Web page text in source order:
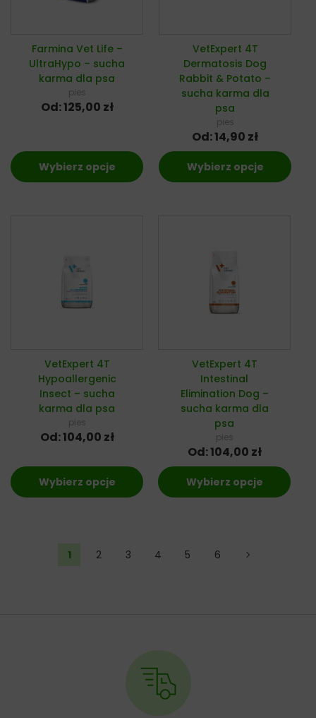
Farmina Vet Life –
UltraHypo – sucha
karma dla psa
pies
Od:125,00 zł
Wybierz opcje
VetExpert 4T
Dermatosis Dog
Rabbit & Potato –
sucha karma dla
psa
pies
Od:14,90 zł
Wybierz opcje
VetExpert 4T
Hypoallergenic
Insect – sucha
karma dla psa
pies
Od:104,00 zł
Wybierz opcje
VetExpert 4T
Intestinal
Elimination Dog –
sucha karma dla
psa
pies
Od:104,00 zł
Wybierz opcje
1 2 3 4 5 6 →